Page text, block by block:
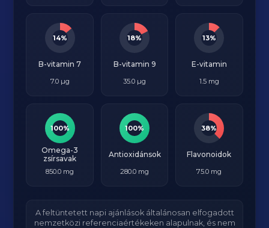
14%
B-vitamin 7
7.0 µg
18%
B-vitamin 9
35.0 µg
13%
E-vitamin
1.5 mg
100%
Omega-3
zsírsavak
850.0 mg
100%
Antioxidánsok
280.0 mg
38%
Flavonoidok
75.0 mg
A feltüntetett napi ajánlások általánosan elfogadott
nemzetközi referenciaértékeken alapulnak, és nem